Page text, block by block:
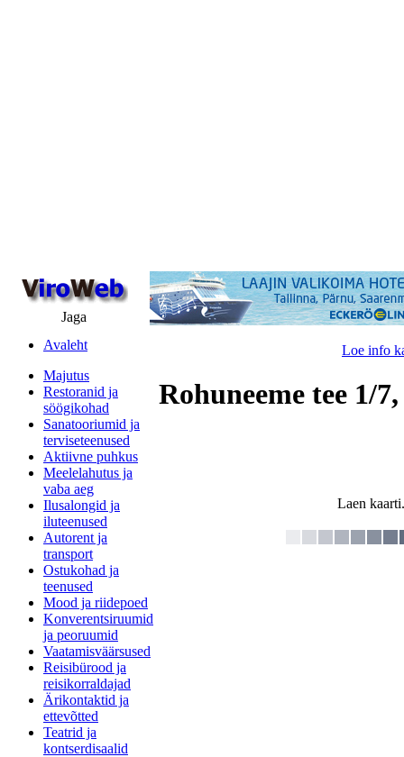
Jaga
Avaleht
Majutus
Restoranid ja
söögikohad
Sanatooriumid ja
terviseteenused
Aktiivne puhkus
Meelelahutus ja
vaba aeg
Ilusalongid ja
iluteenused
Autorent ja
transport
Ostukohad ja
teenused
Mood ja riidepoed
Konverentsiruumid
ja peoruumid
Vaatamisväärsused
Reisibürood ja
reisikorraldajad
Ärikontaktid ja
ettevõtted
Teatrid ja
kontserdisaalid
Loe info
Rohuneeme tee 1/
Laen